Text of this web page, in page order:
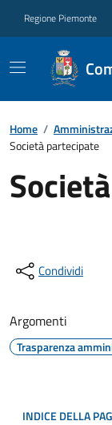
Regione Piemonte
Home /
Società partecipate
Condividi
Argomenti
Trasparenza
INDICE DELLA